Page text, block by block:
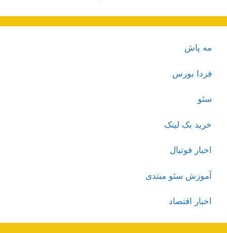
مه پاش
فردا بورس
سئو
خرید بک لینک
اخبار فوتبال
آموزش سئو مبتدی
اخبار اقتصاد